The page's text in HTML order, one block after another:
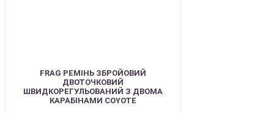
FRAG РЕМІНЬ ЗБРОЙОВИЙ
ДВОТОЧКОВИЙ
ШВИДКОРЕГУЛЬОВАНИЙ З ДВОМА
КАРАБІНАМИ COYOTE